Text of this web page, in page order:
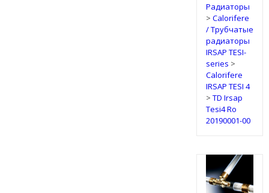
Радиаторы
> Calorifere
/ Трубчатые
радиаторы
IRSAP TESI-
series >
Calorifere
IRSAP TESI 4
> TD Irsap
Tesi4 Ro
20190001-00